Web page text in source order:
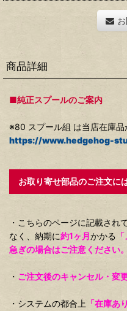
商品詳細
■純正スプールのご案内
※80 スプール組 は当店在庫品
https://www.hedgehog-
お取り寄せ部品のご注文に
・こちらのページに記載され
なく、納期に約1ヶ月かかる
急ぎの場合はご注意ください。
・ ご注文後のキャンセル・変
・システムの都合上 「在庫あ